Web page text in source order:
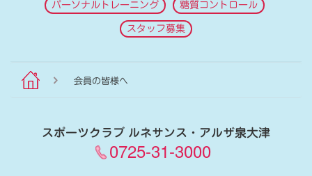
パーソナルトレーニング 糖質コントロール
スタッフ募集
会員の皆様へ
スポーツクラブ ルネサンス・アルザ泉大津
0725-31-3000